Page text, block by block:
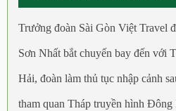
Trưởng đoàn Sài Gòn Việt Travel
Sơn Nhất bắt chuyến bay đến với
Hải, đoàn làm thủ tục nhập cảnh
tham quan Tháp truyền hình